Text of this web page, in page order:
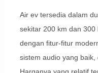
Air ev tersedia dalam
sekitar 200 km dan
dengan fitur-fitur
sistem audio yang baik,